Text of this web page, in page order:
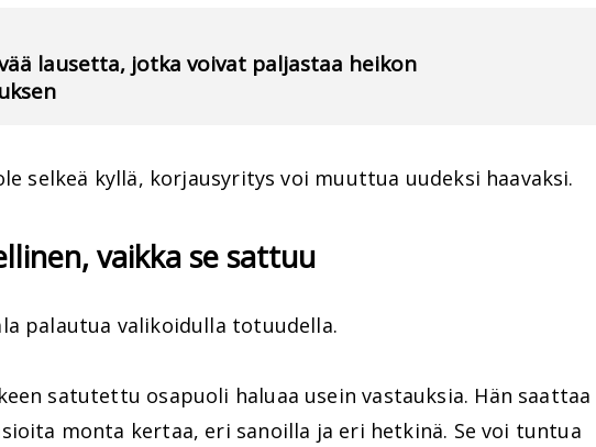
lausetta, jotka voivat paljastaa heikon
selkeä kyllä, korjausyritys voi muuttua uudeksi haavaksi.
vaikka se sattuu
palautua valikoidulla totuudella.
satutettu osapuoli haluaa usein vastauksia. Hän saattaa
monta kertaa, eri sanoilla ja eri hetkinä. Se voi tuntua